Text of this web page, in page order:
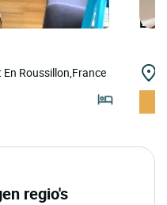
le Galion
Roussillon,France
regio's